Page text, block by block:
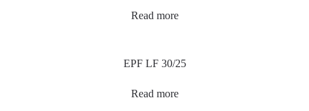
Read more
EPF LF 30/25
Read more